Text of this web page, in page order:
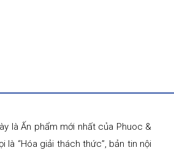
là Ấn phẩm mới nhất của Phuoc &
là “Hóa giải thách thức”, bản tin nội